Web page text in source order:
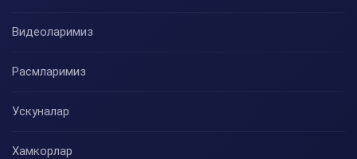
Видеоларимиз
Расмларимиз
Ускуналар
Хамкорлар